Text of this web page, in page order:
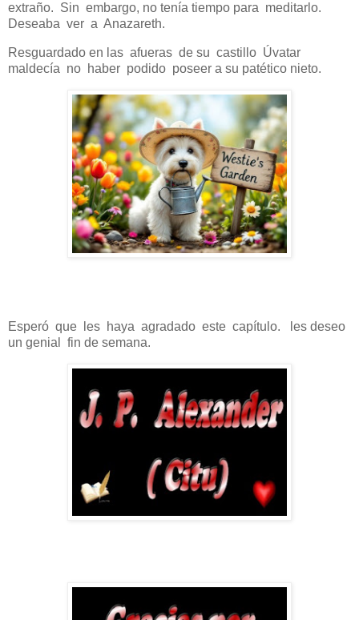
extraño. Sin embargo, no tenía tiempo para meditarlo.
Deseaba ver a Anazareth.
Resguardado en las afueras de su castillo Úvatar
maldecía no haber podido poseer a su patético nieto.
Esperó que les haya agradado este capítulo. les deseo
un genial fin de semana.